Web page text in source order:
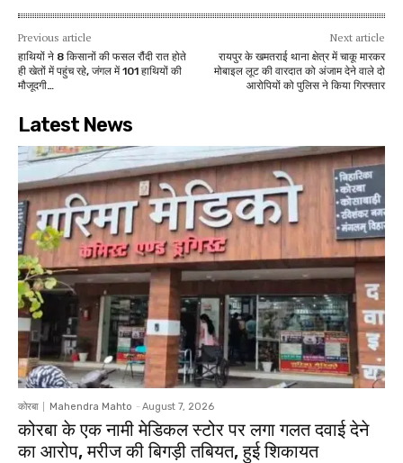
Previous article
हाथियों ने 8 किसानों की फसल रौंदी रात होते
ही खेतों में पहुंच रहे, जंगल में 101 हाथियों की
मौजूदगी…
Next article
रायपुर के खमतराई थाना क्षेत्र में चाकू मारकर
मोबाइल लूट की वारदात को अंजाम देने वाले दो
आरोपियों को पुलिस ने किया गिरफ्तार
Latest News
कोरबा Mahendra Mahto - August 7, 2026
कोरबा के एक नामी मेडिकल स्टोर पर लगा गलत दवाई देने
का आरोप, मरीज की बिगड़ी तबियत, हुई शिकायत